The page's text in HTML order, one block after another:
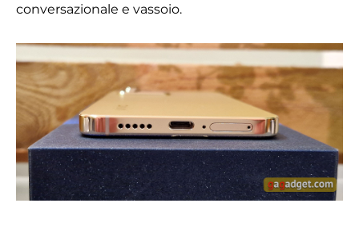
conversazionale e vassoio.